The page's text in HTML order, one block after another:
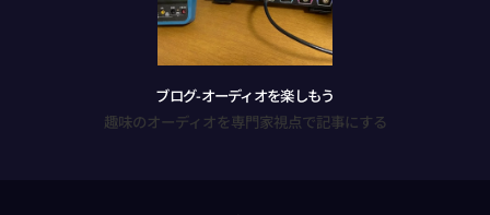
ブログ-オーディオを楽しもう
趣味のオーディオを専門家視点で記事にする